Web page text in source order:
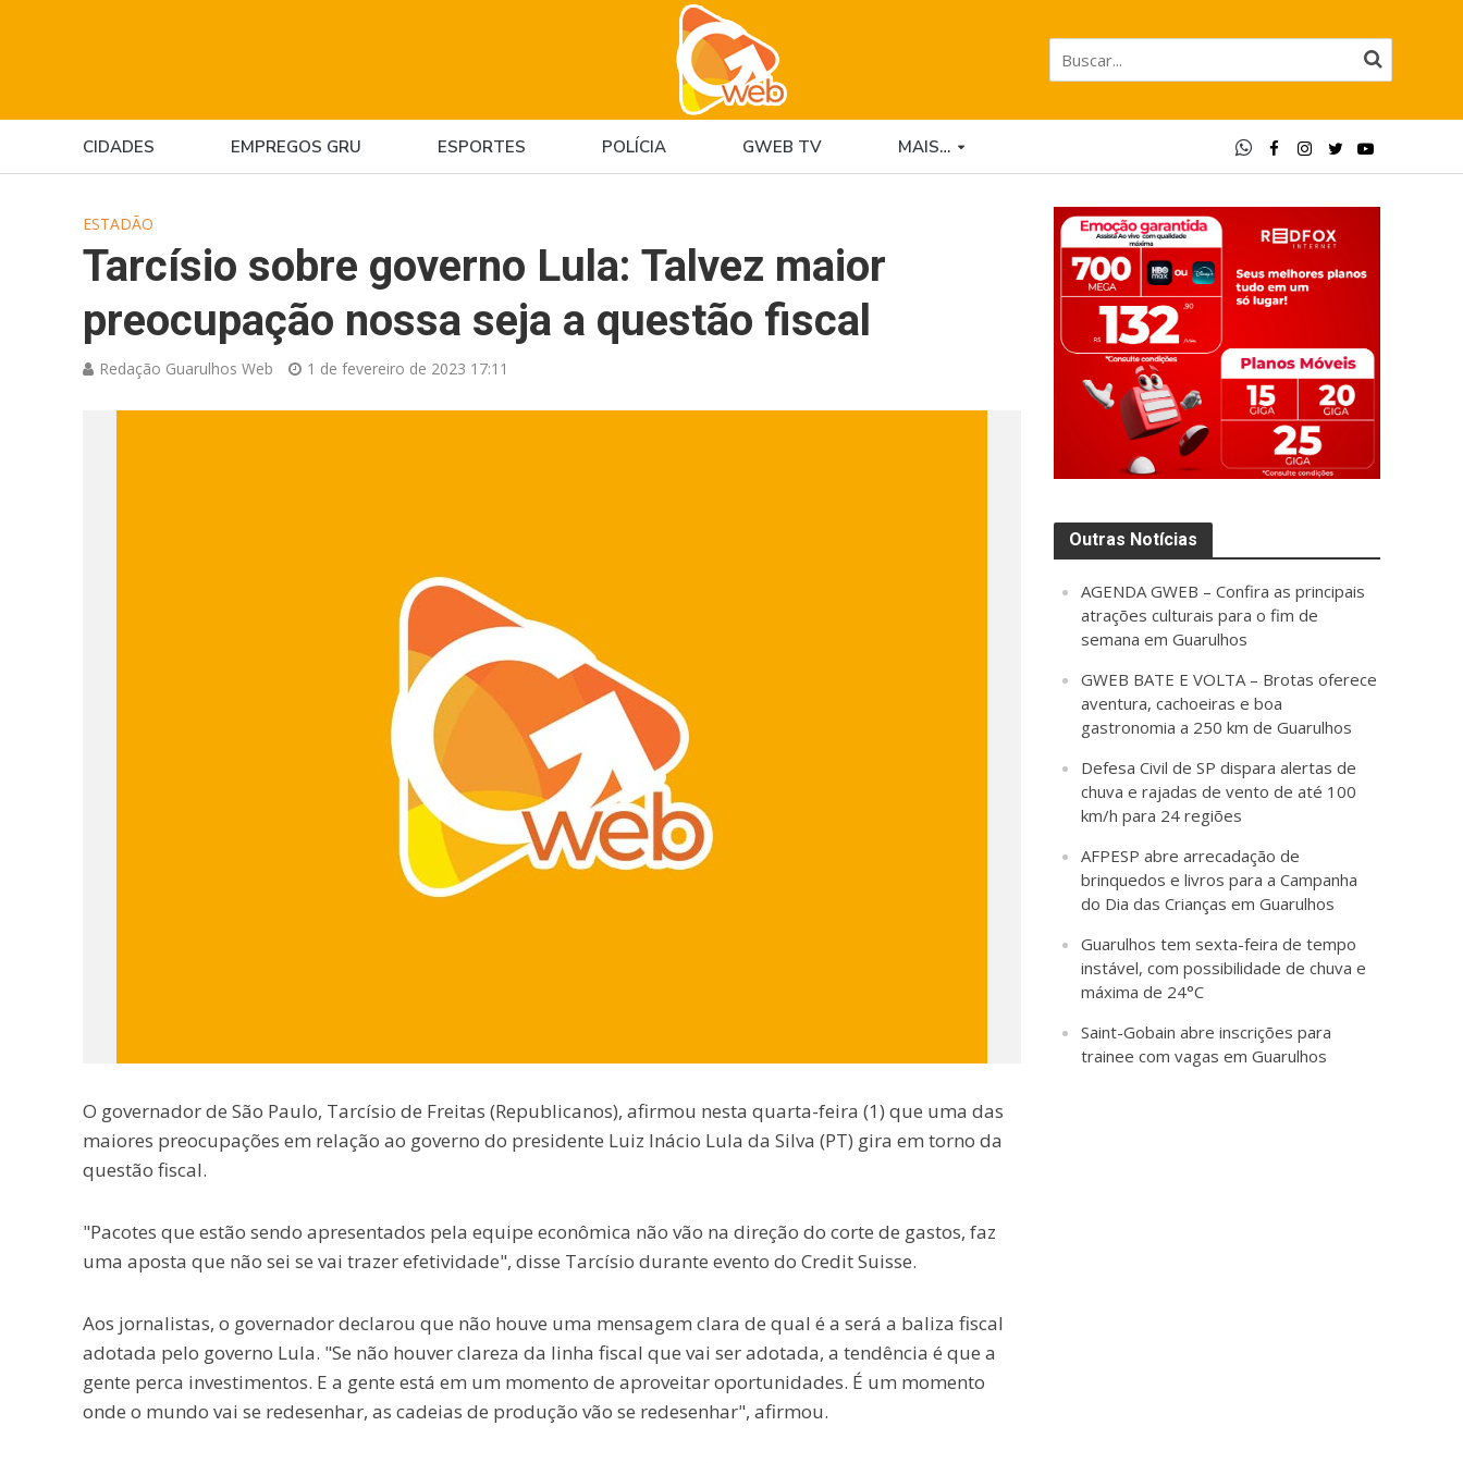
CIDADES EMPREGOS GRU ESPORTES POLÍCIA GWEB TV MAIS…
ESTADÃO
Tarcísio sobre governo Lula: Talvez maior
preocupação nossa seja a questão fiscal
Redação Guarulhos Web 1 de fevereiro de 2023 17:11
O governador de São Paulo, Tarcísio de Freitas (Republicanos), afirmou nesta quarta-feira (1) que uma das
maiores preocupações em relação ao governo do presidente Luiz Inácio Lula da Silva (PT) gira em torno da
questão fiscal.
"Pacotes que estão sendo apresentados pela equipe econômica não vão na direção do corte de gastos, faz
uma aposta que não sei se vai trazer efetividade", disse Tarcísio durante evento do Credit Suisse.
Aos jornalistas, o governador declarou que não houve uma mensagem clara de qual é a será a baliza fiscal
adotada pelo governo Lula. "Se não houver clareza da linha fiscal que vai ser adotada, a tendência é que a
gente perca investimentos. E a gente está em um momento de aproveitar oportunidades. É um momento
onde o mundo vai se redesenhar, as cadeias de produção vão se redesenhar", afirmou.
Outras Notícias
AGENDA GWEB – Confira as principais
atrações culturais para o fim de
semana em Guarulhos
GWEB BATE E VOLTA – Brotas oferece
aventura, cachoeiras e boa
gastronomia a 250 km de Guarulhos
Defesa Civil de SP dispara alertas de
chuva e rajadas de vento de até 100
km/h para 24 regiões
AFPESP abre arrecadação de
brinquedos e livros para a Campanha
do Dia das Crianças em Guarulhos
Guarulhos tem sexta-feira de tempo
instável, com possibilidade de chuva e
máxima de 24°C
Saint-Gobain abre inscrições para
trainee com vagas em Guarulhos